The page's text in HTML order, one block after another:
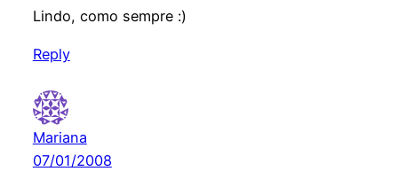
Lindo, como sempre :)
Reply
Mariana
07/01/2008